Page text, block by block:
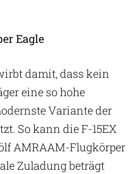
Eagle
damit, dass kein
eine so hohe
Variante der
So kann die F-15EX
AMRAAM-Flugkörper
Zuladung beträgt